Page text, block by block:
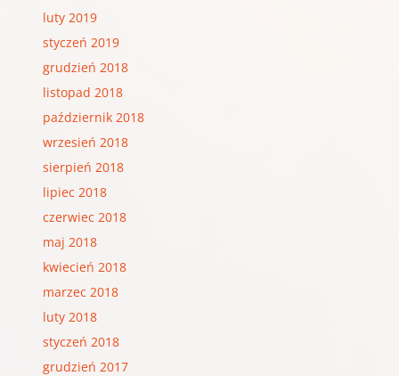
luty 2019
styczeń 2019
grudzień 2018
listopad 2018
październik 2018
wrzesień 2018
sierpień 2018
lipiec 2018
czerwiec 2018
maj 2018
kwiecień 2018
marzec 2018
luty 2018
styczeń 2018
grudzień 2017